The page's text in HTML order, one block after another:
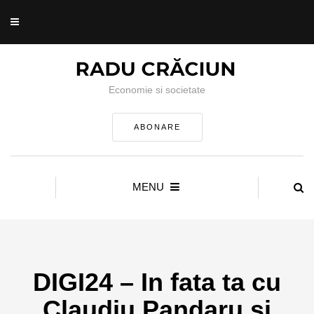
Economie si societate
ABONARE
MENU
DIGI24 – In fata ta cu